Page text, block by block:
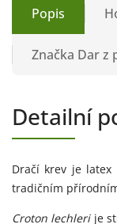
Popis
Značka Dar z
Detailní
Dračí krev je latex
tradičním
Croton lechlerije